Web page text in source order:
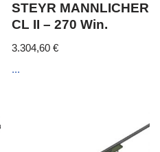
STEYR MANNLICHER
CL II – 270 Win.
3.304,60€
...